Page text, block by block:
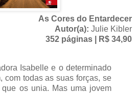
As Cores do Entardecer
Autor(a): Julie Kibler
352 páginas | R$ 34,90
Isabelle e o determinado
com todas as suas forças, se
os unia. Mas uma jovem